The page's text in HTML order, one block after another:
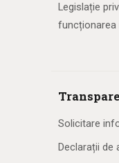
Legislație
funcționarea
Solicitare
Declarații de